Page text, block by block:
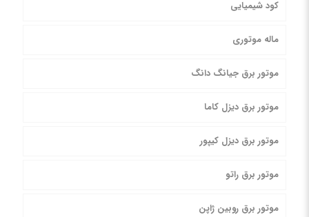
کود شیمیایی
ماله موتوری
موتور برق جیانگ دانگ
موتور برق دیزل کاما
موتور برق دیزل کیپور
موتور برق راتو
موتور برق روبین ژاپن